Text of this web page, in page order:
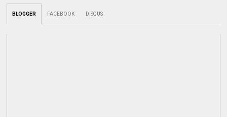
BLOGGER FACEBOOK DISQUS